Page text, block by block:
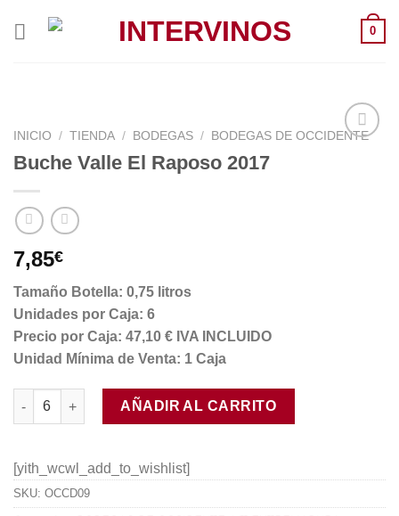
0
INICIO / TIENDA / BODEGAS / BODEGAS DE OCCIDENTE
Buche Valle El Raposo 2017
7,85€
Tamaño Botella: 0,75 litros
Unidades por Caja: 6
Precio por Caja: 47,10 € IVA INCLUIDO
Unidad Mínima de Venta: 1 Caja
Buche Valle El Raposo 2017 cantidad
AÑADIR AL CARRITO
[yith_wcwl_add_to_wishlist]
SKU: OCCD09